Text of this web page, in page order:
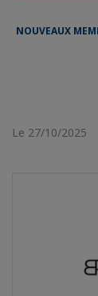
NOUVEAUX
Le 27/10/2025